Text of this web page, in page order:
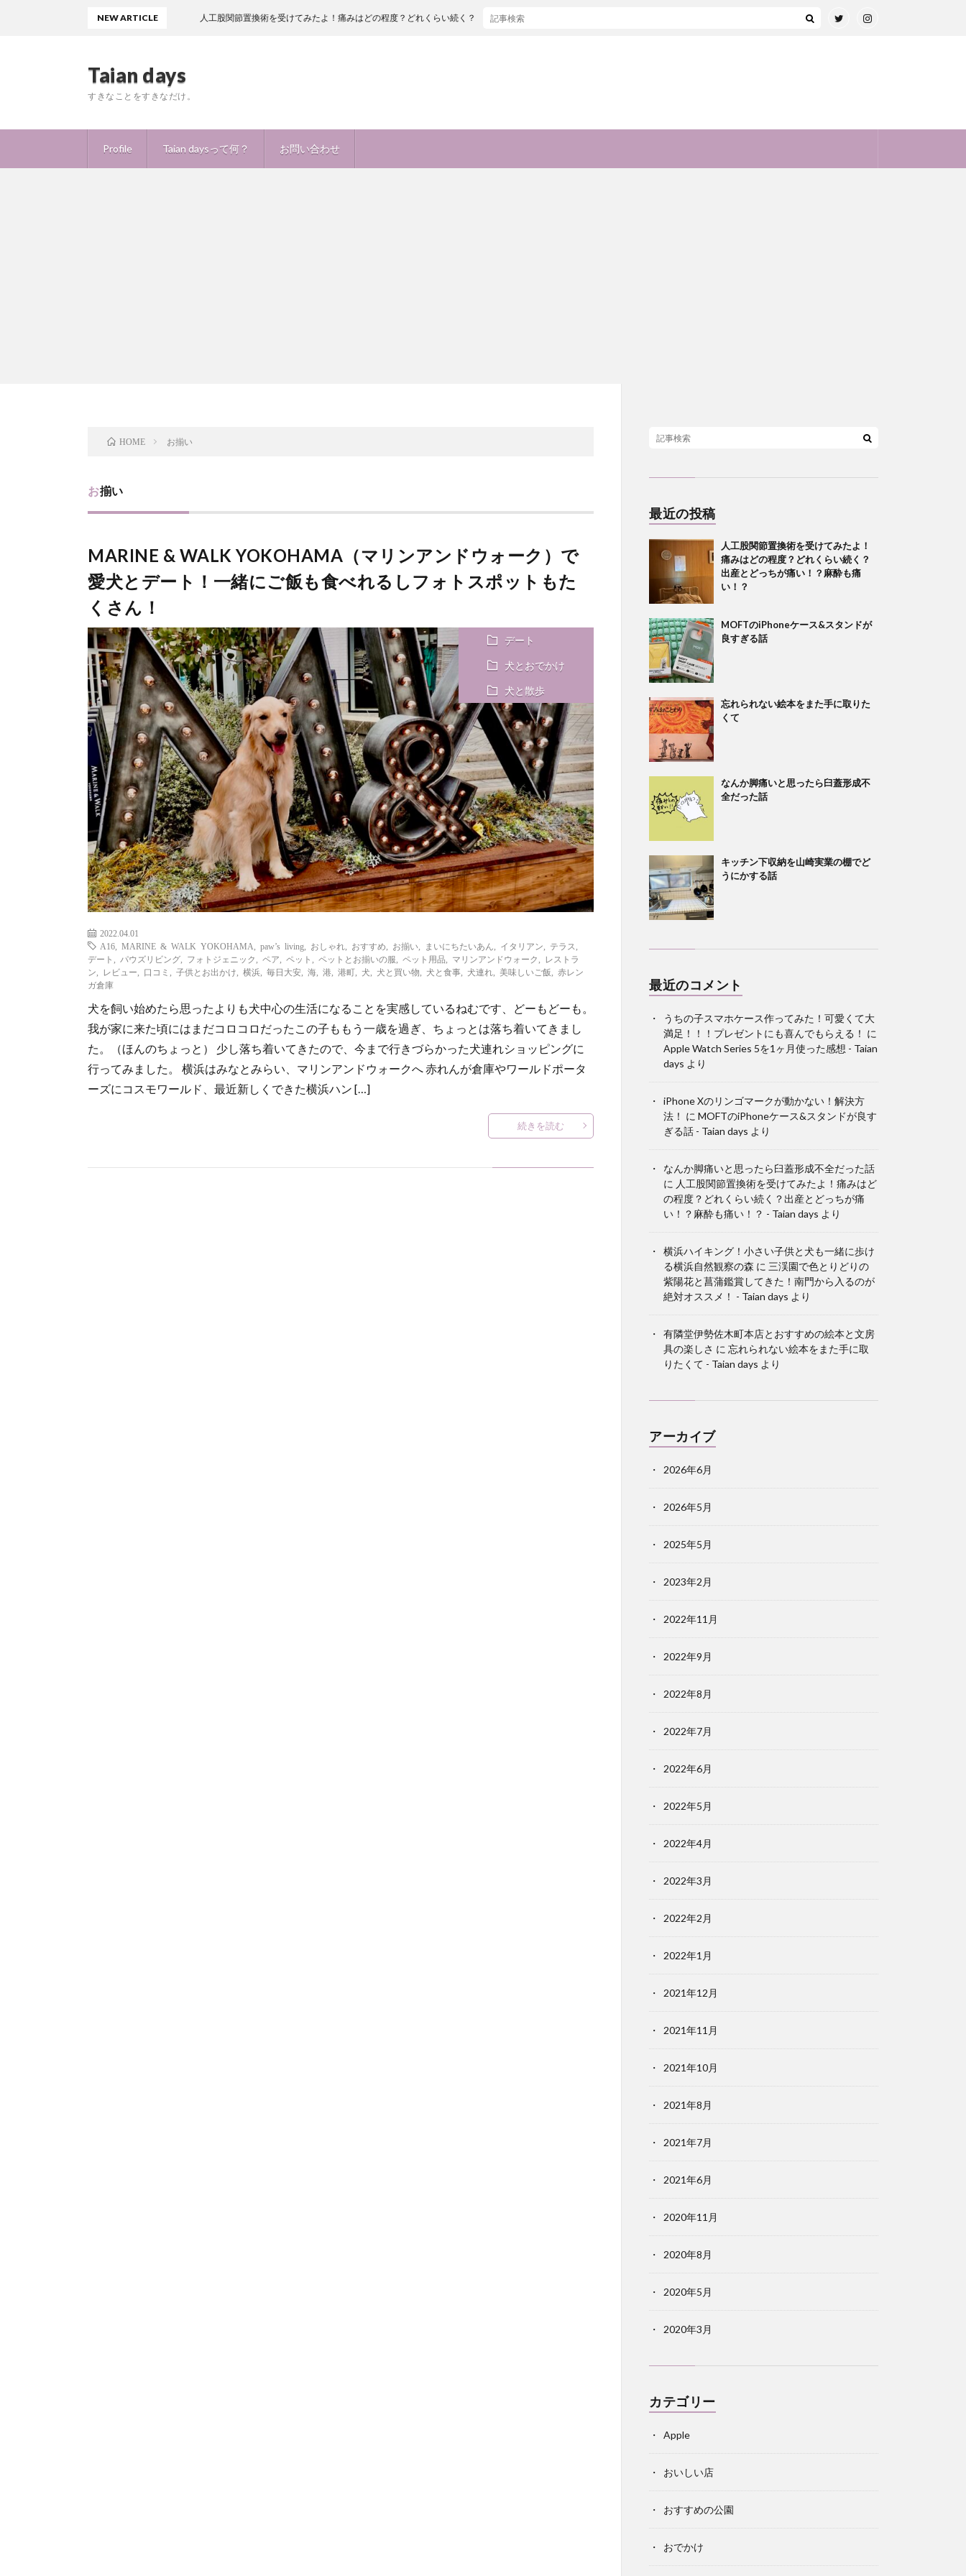
Taian days
すきなことをすきなだけ。
Profile Taian daysって何？ お問い合わせ
NEW ARTICLE人工股関節置換術を受けてみたよ！痛みはどの程度？どれくらい続く？出産とどっちが痛い！？麻酔も痛い！？
HOME お揃い
お揃い
MARINE & WALK YOKOHAMA（マリンアンドウォーク）で
愛犬とデート！一緒にご飯も食べれるしフォトスポットもた
くさん！
デート
犬とおでかけ
犬と散歩
2022.04.01
A16
MARINE & WALK YOKOHAMA paw’s living おしゃれ おすすめ お揃い まいにちたいあん イタリアン テラス
デート
パウズリビング フォトジェニック ペア ペット ペットとお揃いの服 ペット用品 マリンアンドウォーク
レストラ
ン
レビュー 口コミ 子供とお出かけ 横浜 毎日大安 海 港 港町 犬 犬と買い物 犬と食事 犬連れ 美味しいご飯
赤レン
ガ倉庫
犬を飼い始めたら思ったよりも犬中心の生活になることを実感しているねむです、どーもどーも。
我が家に来た頃にはまだコロコロだったこの子ももう一歳を過ぎ、ちょっとは落ち着いてきまし
た。（ほんのちょっと） 少し落ち着いてきたので、今まで行きづらかった犬連れショッピングに
行ってみました。 横浜はみなとみらい、マリンアンドウォークへ 赤れんが倉庫やワールドポータ
ーズにコスモワールド、最近新しくできた横浜ハン […]
続きを読む
最近の投稿
人工股関節置換術を受けてみたよ！
痛みはどの程度？どれくらい続く？
出産とどっちが痛い！？麻酔も痛
い！？
MOFTのiPhoneケース&スタンドが
良すぎる話
忘れられない絵本をまた手に取りた
くて
なんか脚痛いと思ったら臼蓋形成不
全だった話
キッチン下収納を山崎実業の棚でど
うにかする話
最近のコメント
うちの子スマホケース作ってみた！可愛くて大
満足！！！プレゼントにも喜んでもらえる！ に
Apple Watch Series 5を1ヶ月使った感想 - Taian
days より
iPhone Xのリンゴマークが動かない！解決方
法！ に MOFTのiPhoneケース&スタンドが良す
ぎる話 - Taian days より
なんか脚痛いと思ったら臼蓋形成不全だった話
に 人工股関節置換術を受けてみたよ！痛みはど
の程度？どれくらい続く？出産とどっちが痛
い！？麻酔も痛い！？ - Taian days より
横浜ハイキング！小さい子供と犬も一緒に歩け
る横浜自然観察の森 に 三渓園で色とりどりの
紫陽花と菖蒲鑑賞してきた！南門から入るのが
絶対オススメ！ - Taian days より
有隣堂伊勢佐木町本店とおすすめの絵本と文房
具の楽しさ に 忘れられない絵本をまた手に取
りたくて - Taian days より
アーカイブ
2026年6月
2026年5月
2025年5月
2023年2月
2022年11月
2022年9月
2022年8月
2022年7月
2022年6月
2022年5月
2022年4月
2022年3月
2022年2月
2022年1月
2021年12月
2021年11月
2021年10月
2021年8月
2021年7月
2021年6月
2020年11月
2020年8月
2020年5月
2020年3月
カテゴリー
Apple
おいしい店
おすすめの公園
おでかけ